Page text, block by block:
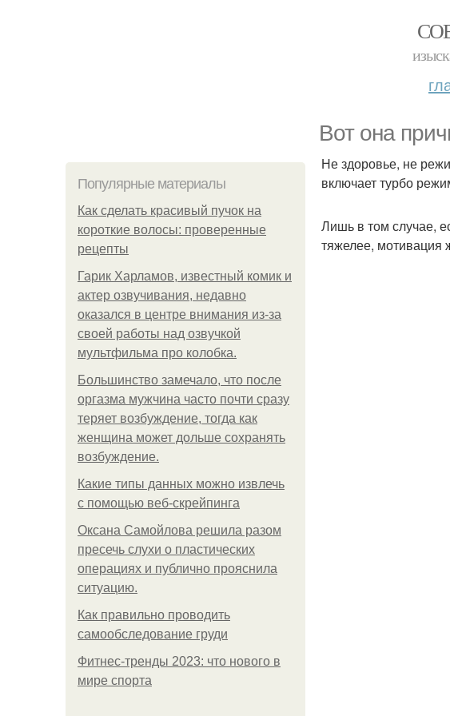
Вот она
Популярные материалы
Как сделать красивый пучок на
короткие волосы: проверенные
рецепты
Гарик Харламов, известный комик и
актер озвучивания, недавно
оказался в центре внимания из-за
своей работы над озвучкой
мультфильма про колобка.
Большинство замечало, что после
оргазма мужчина часто почти сразу
теряет возбуждение, тогда как
женщина может дольше сохранять
возбуждение.
Какие типы данных можно извлечь
с помощью веб-скрейпинга
Оксана Самойлова решила разом
пресечь слухи о пластических
операциях и публично прояснила
ситуацию.
Как правильно проводить
самообследование груди
Фитнес-тренды 2023: что нового в
мире спорта
Не здоровье, не
включает турбо
Лишь в том случае,
тяжелее, мотивация